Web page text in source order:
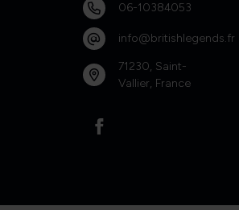
06-10384053
info@britishlegends.fr
71230, Saint-
Vallier, France